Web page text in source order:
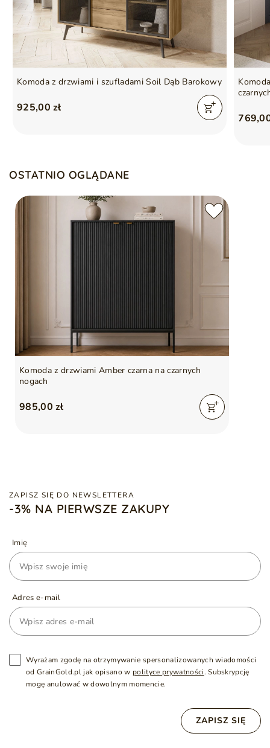
Seria AMBER
Komoda z drzwiami i szufladami Soil Dąb Barokowy
925,00 zł
OSTATNIO OGLĄDANE
Komoda z drzwiami Amber czarna na czarnych
nogach
985,00 zł
ZAPISZ SIĘ DO NEWSLETTERA
-3% NA PIERWSZE ZAKUPY
Imię
Adres e-mail
Wyrażam zgodę na otrzymywanie spersonalizowanych wiadomości
od GrainGold.pl jak opisano w polityce prywatności. Subskrypcję
mogę anulować w dowolnym momencie.
ZAPISZ SIĘ